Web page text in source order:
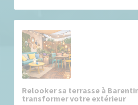
Relooker sa terrasse à
transformer votre extérieur